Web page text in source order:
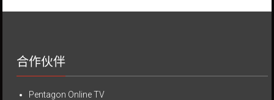
合作伙伴
Pentagon Online TV